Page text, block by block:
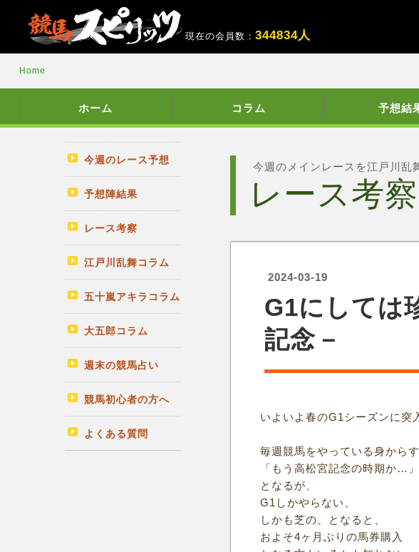
現在の会員数：344834人
Home
ホーム コラム 予想結
今週のレース予想
予想陣結果
レース考察
江戸川乱舞コラム
五十嵐アキラコラム
大五郎コラム
週末の競馬占い
競馬初心者の方へ
よくある質問
今週のメインレースを江戸川乱
レース考察
2024-03-19
G1にしては
記念－
いよいよ春のG1シーズンに突
毎週競馬をやっている身から
「もう高松宮記念の時期か…」
となるが、
G1しかやらない、
しかも芝の、となると、
およそ4ヶ月ぶりの馬券購入